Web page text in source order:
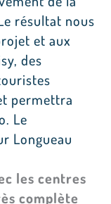
résultat nous
et aux
des
permettra
Le
Longueau
les centres
complète